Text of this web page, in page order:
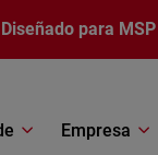
para MSP
Empresa